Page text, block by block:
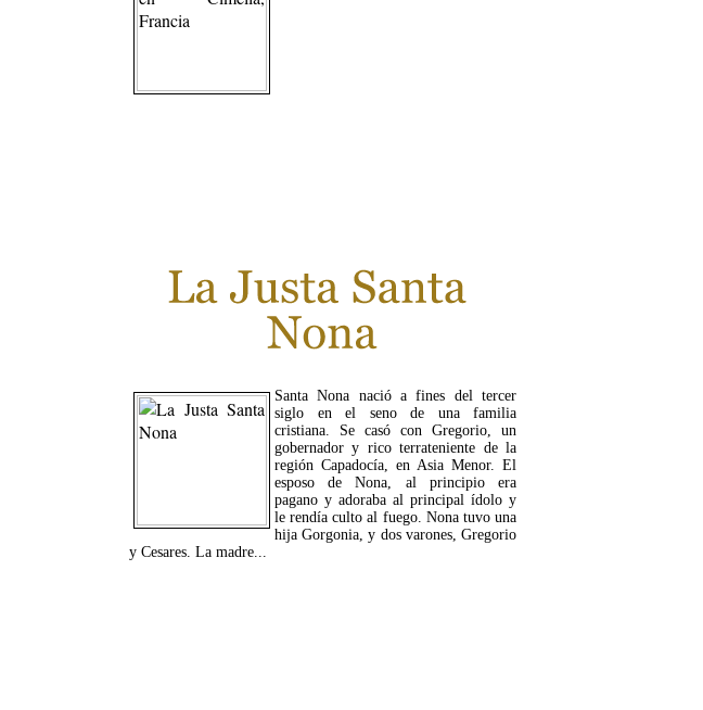
Santa Nona nació a fines del tercer
siglo en el seno de una familia
cristiana. Se casó con Gregorio, un
gobernador y rico terrateniente de la
región Capadocía, en Asia Menor. El
esposo de Nona, al principio era
pagano y adoraba al principal ídolo y
le rendía culto al fuego. Nona tuvo una
hija Gorgonia, y dos varones, Gregorio
y Cesares. La madre...